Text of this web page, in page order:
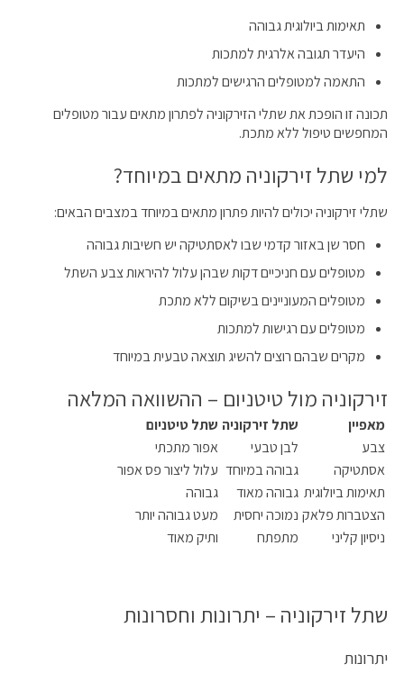
תאימות ביולוגית גבוהה
היעדר תגובה אלרגית למתכות
התאמה למטופלים הרגישים למתכות
תכונה זו הופכת את שתלי הזירקוניה לפתרון מתאים עבור מטופלים
המחפשים טיפול ללא מתכת.
למי שתל זירקוניה מתאים במיוחד?
שתלי זירקוניה יכולים להיות פתרון מתאים במיוחד במצבים הבאים:
חסר שן באזור קדמי שבו לאסתטיקה יש חשיבות גבוהה
מטופלים עם חניכיים דקות שבהן עלול להיראות צבע השתל
מטופלים המעוניינים בשיקום ללא מתכת
מטופלים עם רגישות למתכות
מקרים שבהם רוצים להשיג תוצאה טבעית במיוחד
זירקוניה מול טיטניום – ההשוואה המלאה
מאפיין שתל זירקוניה שתל טיטניום
צבע
לבן טבעי
אפור מתכתי
אסתטיקה
גבוהה במיוחד עלול ליצור פס אפור
תאימות ביולוגית גבוהה מאוד
גבוהה
הצטברות פלאק נמוכה יחסית
מעט גבוהה יותר
ניסיון קליני
מתפתח ותיק מאוד
שתל זירקוניה – יתרונות וחסרונות
יתרונות